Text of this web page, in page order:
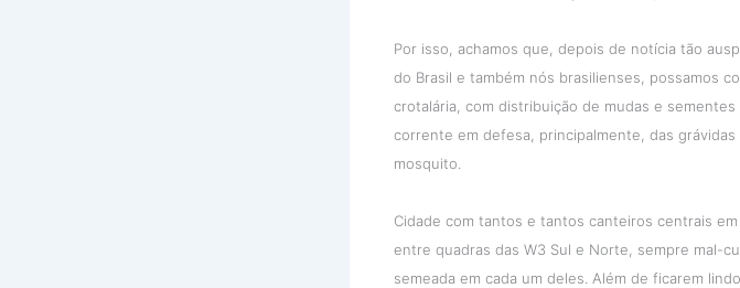
Por isso, achamos que, depois de notícia tão
do Brasil e também nós brasilienses, possamos
crotalária, com distribuição de mudas e
corrente em defesa, principalmente, das
mosquito.
Cidade com tantos e tantos canteiros centrais
entre quadras das W3 Sul e Norte, sempre mal-
semeada em cada um deles. Além de ficarem